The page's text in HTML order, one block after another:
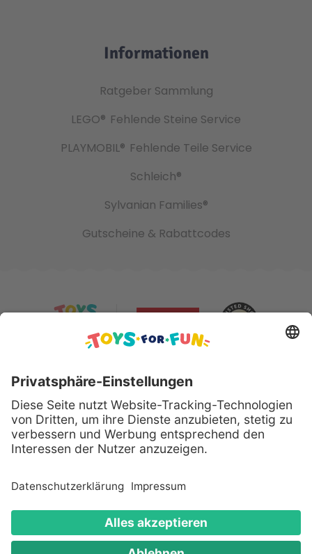
Informationen
Ratgeber Sammlung
LEGO® Fehlende Steine Service
PLAYMOBIL® Fehlende Teile Service
Schleich®
Sylvanian Families®
Gutscheine & Rabattcodes
Sicher bezahlen mit:
Alle genannten Produkte und Logos sind eingetragene
Warenzeichen der jeweiligen Hersteller.
Copyright © 2008 - 2026 Toys for Fun GmbH - Alle
Rechte vorbehalten